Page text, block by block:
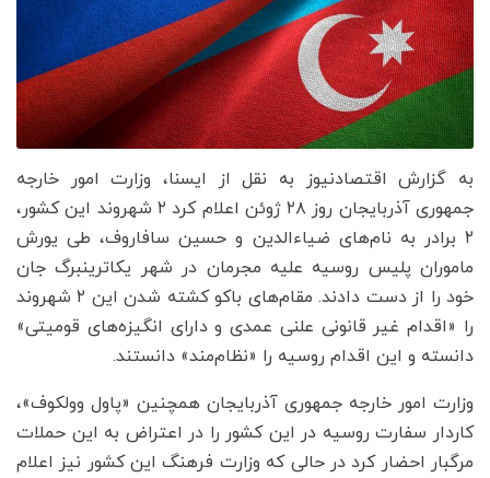
به گزارش اقتصادنیوز به نقل از ایسنا، وزارت امور خارجه
جمهوری آذربایجان روز ۲۸ ژوئن اعلام کرد ۲ شهروند این کشور،
۲ برادر به نام‌های ضیاءالدین و حسین سافاروف، طی یورش
ماموران پلیس روسیه علیه مجرمان در شهر یکاترینبرگ جان
خود را از دست دادند. مقام‌های باکو کشته شدن این ۲ شهروند
را «اقدام غیر قانونی علنی عمدی و دارای انگیزه‌های قومیتی»
دانسته و این اقدام روسیه را «نظام‌مند» دانستند.
وزارت امور خارجه جمهوری آذربایجان همچنین «پاول وولکوف»،
کاردار سفارت روسیه در این کشور را در اعتراض به این حملات
مرگبار احضار کرد در حالی که وزارت فرهنگ این کشور نیز اعلام